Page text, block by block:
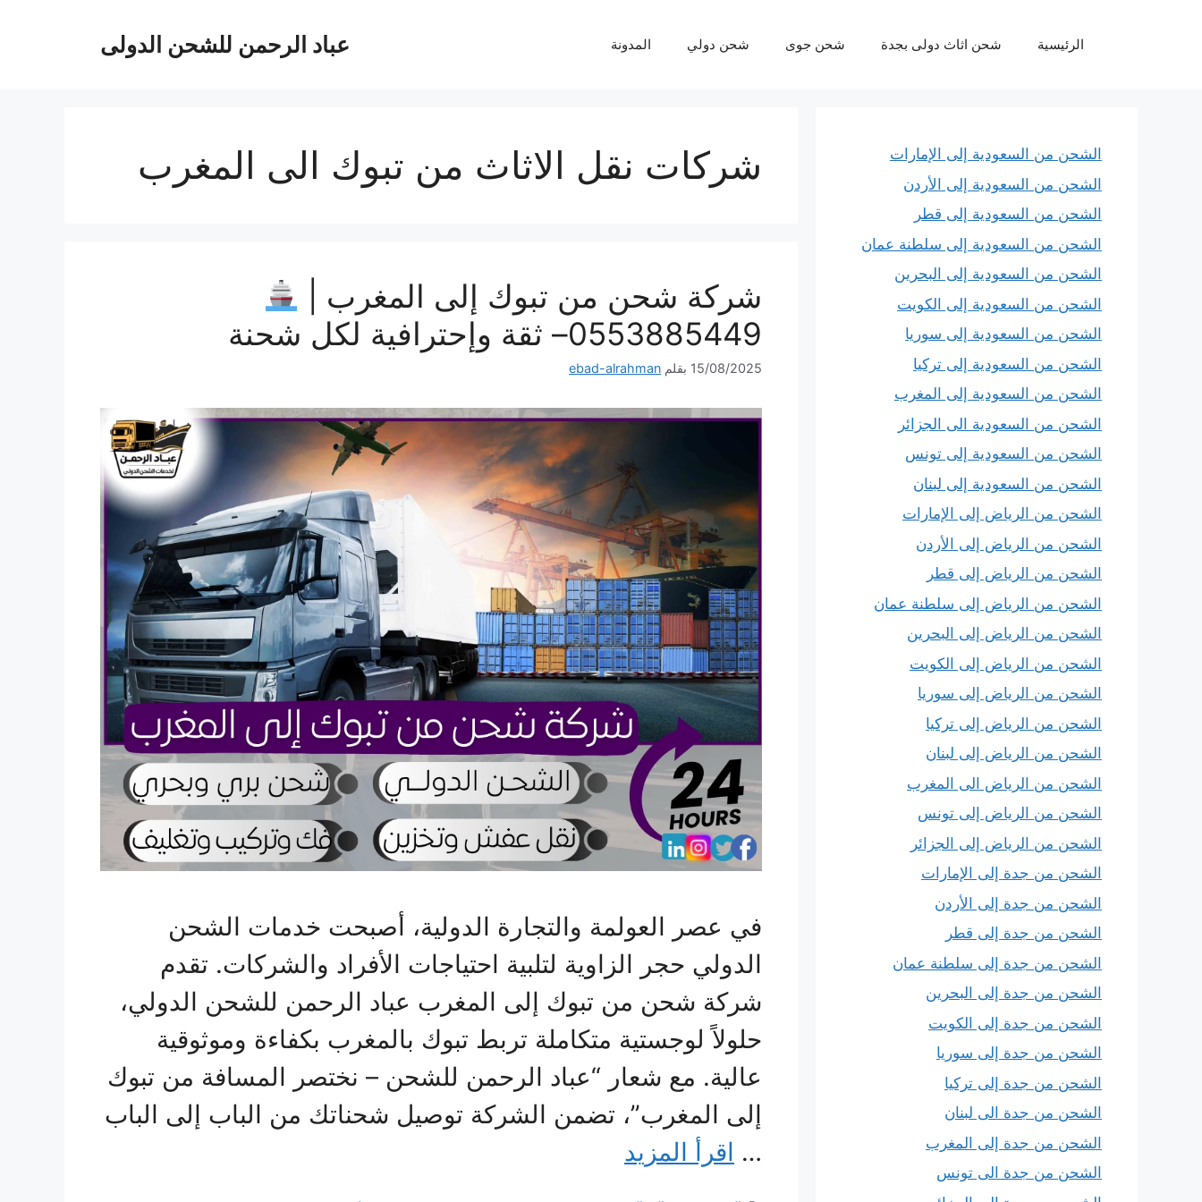
عباد الرحمن للشحن الدولى الرئيسية شحن اثاث دولى بجدة شحن جوى شحن دولي المدونة
شركات نقل الاثاث من تبوك الى المغرب
شركة شحن من تبوك إلى المغرب |
0553885449– ثقة وإحترافية لكل شحنة
15/08/2025 بقلم ebad-alrahman
في عصر العولمة والتجارة الدولية، أصبحت خدمات الشحن
الدولي حجر الزاوية لتلبية احتياجات الأفراد والشركات. تقدم
شركة شحن من تبوك إلى المغرب عباد الرحمن للشحن الدولي،
حلولاً لوجستية متكاملة تربط تبوك بالمغرب بكفاءة وموثوقية
عالية. مع شعار “عباد الرحمن للشحن – نختصر المسافة من تبوك
إلى المغرب”، تضمن الشركة توصيل شحناتك من الباب إلى الباب
… اقرأ المزيد
الشحن من السعودية إلى الإمارات
الشحن من السعودية إلى الأردن
الشحن من السعودية إلى قطر
الشحن من السعودية إلى سلطنة عمان
الشحن من السعودية إلى البحرين
الشحن من السعودية إلى الكويت
الشحن من السعودية إلى سوريا
الشحن من السعودية إلى تركيا
الشحن من السعودية إلى المغرب
الشحن من السعودية الى الجزائر
الشحن من السعودية إلى تونس
الشحن من السعودية إلى لبنان
الشحن من الرياض إلى الإمارات
الشحن من الرياض إلى الأردن
الشحن من الرياض إلى قطر
الشحن من الرياض إلى سلطنة عمان
الشحن من الرياض إلى البحرين
الشحن من الرياض إلى الكويت
الشحن من الرياض إلى سوريا
الشحن من الرياض إلى تركيا
الشحن من الرياض إلى لبنان
الشحن من الرياض الى المغرب
الشحن من الرياض إلى تونس
الشحن من الرياض إلى الجزائر
الشحن من جدة إلى الإمارات
الشحن من جدة إلى الأردن
الشحن من جدة إلى قطر
الشحن من جدة إلى سلطنة عمان
الشحن من جدة إلى البحرين
الشحن من جدة إلى الكويت
الشحن من جدة إلى سوريا
الشحن من جدة إلى تركيا
الشحن من جدة الى لبنان
الشحن من جدة إلى المغرب
الشحن من جدة الى تونس